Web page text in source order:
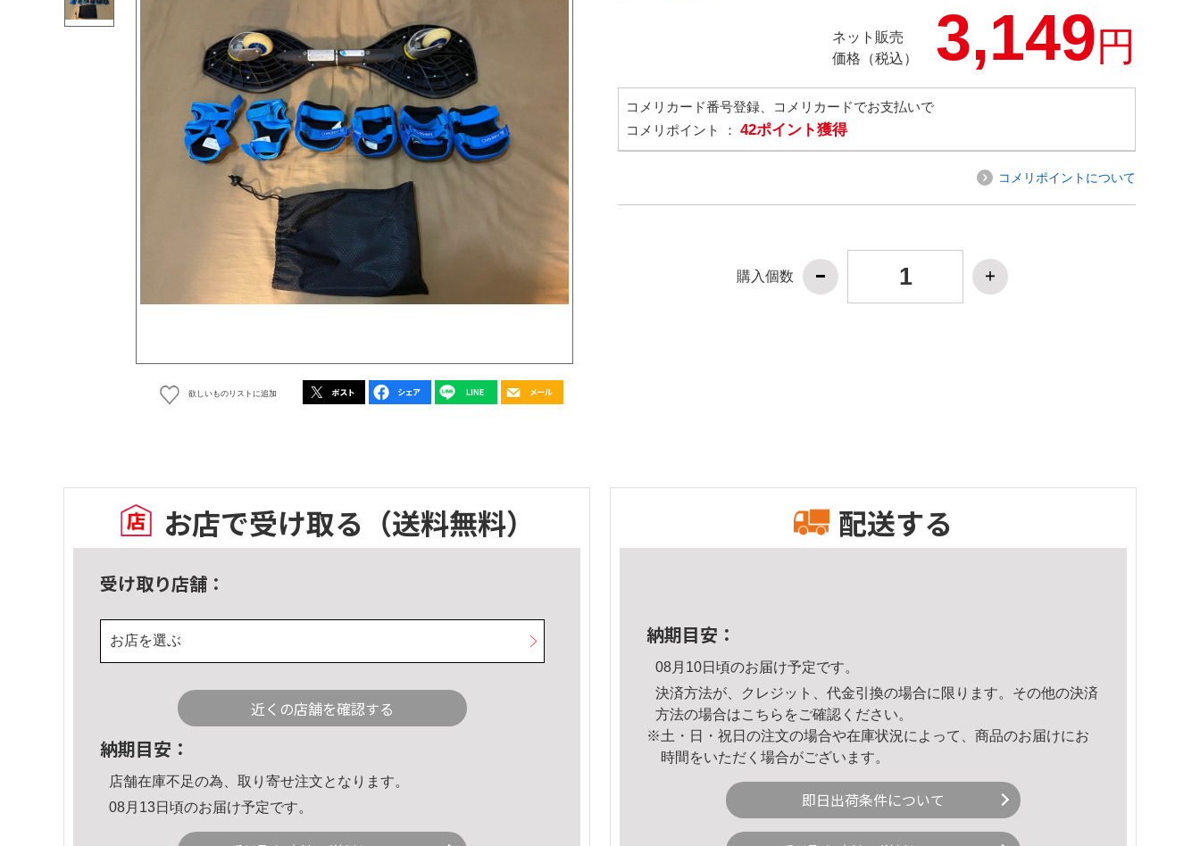
欲しいものリストに追加
ネット販売
価格（税込）
3,149円
コメリカード番号登録、コメリカードでお支払いで
コメリポイント ： 42ポイント獲得
コメリポイントについて
購入個数
お店で受け取る （送料無料）
受け取り店舗：
お店を選ぶ
近くの店舗を確認する
納期目安：
店舗在庫不足の為、取り寄せ注文となります。
08月13日頃のお届け予定です。
配送する
納期目安：
08月10日頃のお届け予定です。
決済方法が、クレジット、代金引換の場合に限ります。その他の決済
方法の場合はこちら をご確認ください。
※土・日・祝日の注文の場合や在庫状況によって、商品のお届けにお
時間をいただく場合がございます。
即日出荷条件について